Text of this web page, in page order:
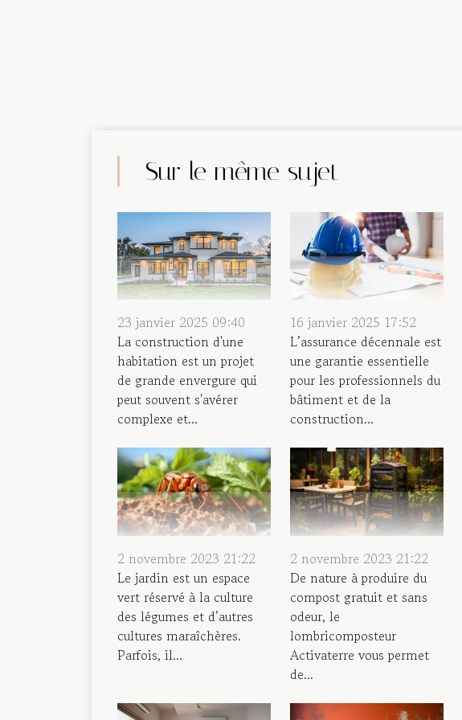
Sur le même sujet
23 janvier 2025 09:40
La construction d'une
habitation est un projet
de grande envergure qui
peut souvent s'avérer
complexe et...
16 janvier 2025 17:52
L’assurance décennale est
une garantie essentielle
pour les professionnels du
bâtiment et de la
construction...
2 novembre 2023 21:22
Le jardin est un espace
vert réservé à la culture
des légumes et d’autres
cultures maraîchères.
Parfois, il...
2 novembre 2023 21:22
De nature à produire du
compost gratuit et sans
odeur, le
lombricomposteur
Activaterre vous permet
de...